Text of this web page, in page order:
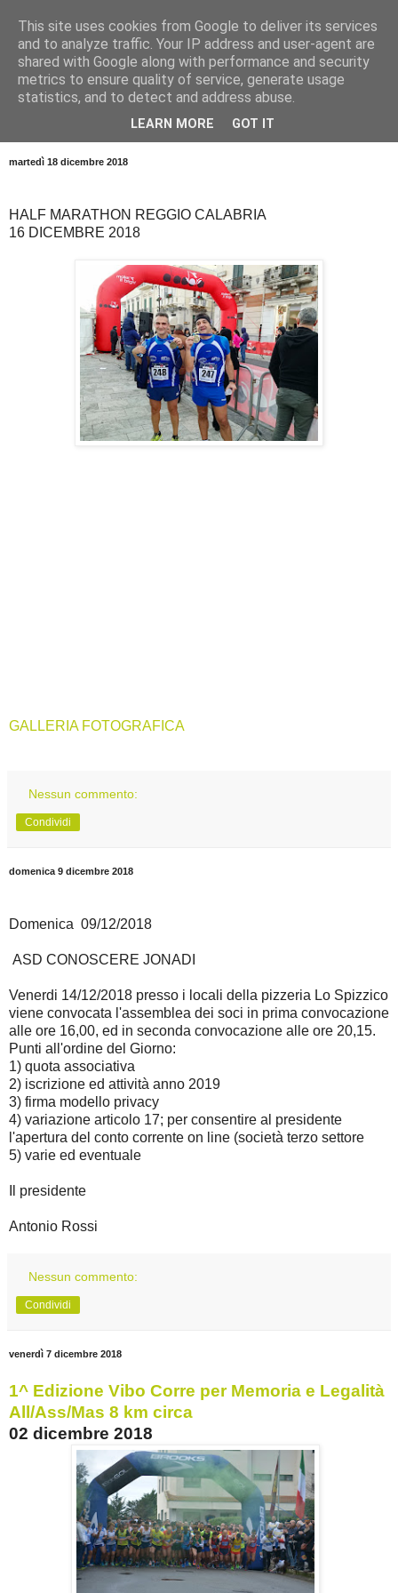
martedì 18 dicembre 2018
HALF MARATHON REGGIO CALABRIA
16 DICEMBRE 2018
GALLERIA FOTOGRAFICA
Nessun commento:
Condividi
domenica 9 dicembre 2018
Domenica 09/12/2018
ASD CONOSCERE JONADI
Venerdi 14/12/2018 presso i locali della pizzeria Lo Spizzico
viene convocata l'assemblea dei soci in prima convocazione
alle ore 16,00, ed in seconda convocazione alle ore 20,15.
Punti all'ordine del Giorno:
1) quota associativa
2) iscrizione ed attività anno 2019
3) firma modello privacy
4) variazione articolo 17; per consentire al presidente
l'apertura del conto corrente on line (società terzo settore
5) varie ed eventuale
Il presidente
Antonio Rossi
Nessun commento:
Condividi
venerdì 7 dicembre 2018
1^ Edizione Vibo Corre per Memoria e Legalità
All/Ass/Mas 8 km circa
02 dicembre 2018
This site uses cookies from Google to deliver its services
and to analyze traffic. Your IP address and user-agent are
shared with Google along with performance and security
metrics to ensure quality of service, generate usage
statistics, and to detect and address abuse.
LEARN MORE GOT IT